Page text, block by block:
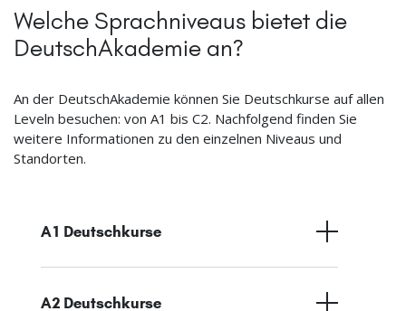
Welche Sprachniveaus bietet die
DeutschAkademie an?
An der DeutschAkademie können Sie Deutschkurse auf allen
Leveln besuchen: von A1 bis C2. Nachfolgend finden Sie
weitere Informationen zu den einzelnen Niveaus und
Standorten.
A1 Deutschkurse
A2 Deutschkurse